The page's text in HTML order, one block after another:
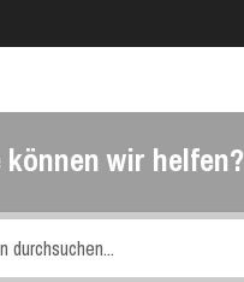
können wir helfen?